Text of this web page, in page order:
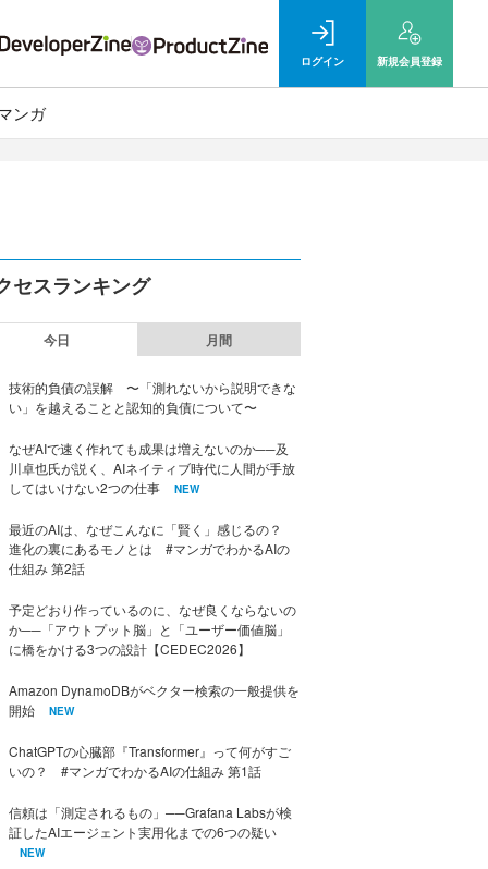
ログイン 新規会員登録
ンガ
セスランキング
今日 月間
技術的負債の誤解 〜「測れないから説明できな
い」を越えることと認知的負債について〜
なぜAIで速く作れても成果は増えないのか──及
川卓也氏が説く、AIネイティブ時代に人間が手放
してはいけない2つの仕事
NEW
最近のAIは、なぜこんなに「賢く」感じるの？
進化の裏にあるモノとは #マンガでわかるAIの
仕組み 第2話
予定どおり作っているのに、なぜ良くならないの
か──「アウトプット脳」と「ユーザー価値脳」
に橋をかける3つの設計【CEDEC2026】
Amazon DynamoDBがベクター検索の一般提供を
開始
NEW
ChatGPTの心臓部『Transformer』って何がすご
いの？ #マンガでわかるAIの仕組み 第1話
信頼は「測定されるもの」──Grafana Labsが検
証したAIエージェント実用化までの6つの疑い
NEW